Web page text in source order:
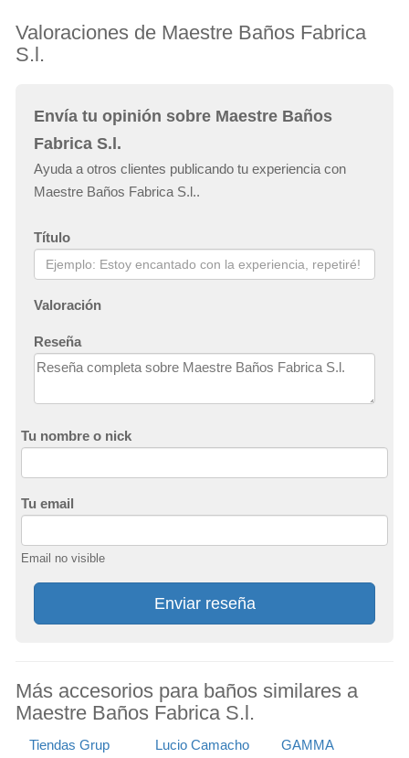
Valoraciones de Maestre Baños Fabrica
S.l.
Envía tu opinión sobre Maestre Baños
Fabrica S.l.
Ayuda a otros clientes publicando tu experiencia con
Maestre Baños Fabrica S.l..
Título
Valoración
Reseña
Tu nombre o nick
Tu email
Email no visible
Enviar reseña
Más accesorios para baños similares a
Maestre Baños Fabrica S.l.
Tiendas Grup
Lucio Camacho
GAMMA